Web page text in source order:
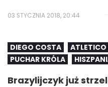
03 STYCZNIA 2018, 20:44
DIEGO COSTA
PUCHAR KRÓLA
Brazylijczyk już